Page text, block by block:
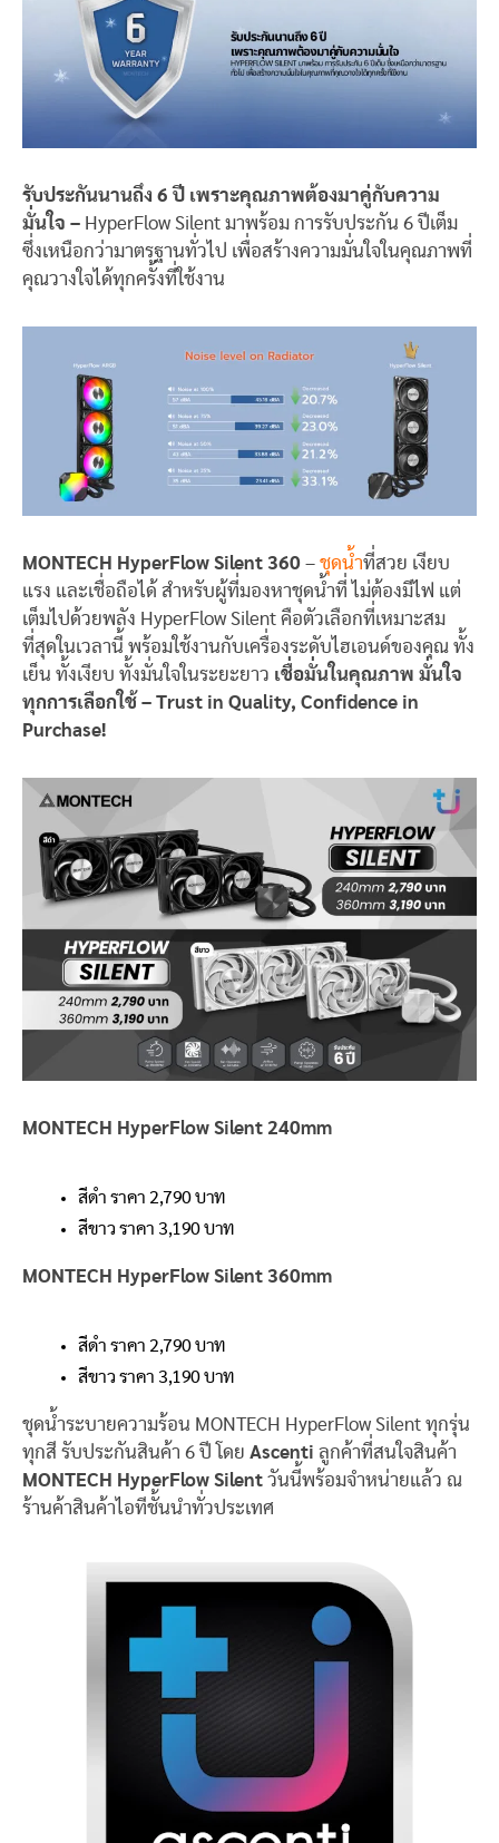
รับประกันนานถึง 6 ปี เพราะคุณภาพต้องมาคู่กับความ
มั่นใจ – HyperFlow Silent มาพร้อม การรับประกัน 6 ปีเต็ม
ซึ่งเหนือกว่ามาตรฐานทั่วไป เพื่อสร้างความมั่นใจในคุณภาพที่
คุณวางใจได้ทุกครั้งที่ใช้งาน
MONTECH HyperFlow Silent 360 – ชุดน้ำที่สวย เงียบ
แรง และเชื่อถือได้ สำหรับผู้ที่มองหาชุดน้ำที่ ไม่ต้องมีไฟ แต่
เต็มไปด้วยพลัง HyperFlow Silent คือตัวเลือกที่เหมาะสม
ที่สุดในเวลานี้ พร้อมใช้งานกับเครื่องระดับไฮเอนด์ของคุณ ทั้ง
เย็น ทั้งเงียบ ทั้งมั่นใจในระยะยาว เชื่อมั่นในคุณภาพ มั่นใจ
ทุกการเลือกใช้ – Trust in Quality, Confidence in
Purchase!
MONTECH HyperFlow Silent 240mm
สีดำ ราคา 2,790 บาท
สีขาว ราคา 3,190 บาท
MONTECH HyperFlow Silent 360mm
สีดำ ราคา 2,790 บาท
สีขาว ราคา 3,190 บาท
ชุดน้ำระบายความร้อน MONTECH HyperFlow Silent ทุกรุ่น
ทุกสี รับประกันสินค้า 6 ปี โดย Ascenti ลูกค้าที่สนใจสินค้า
MONTECH HyperFlow Silent วันนี้พร้อมจำหน่ายแล้ว ณ
ร้านค้าสินค้าไอทีชั้นนำทั่วประเทศ